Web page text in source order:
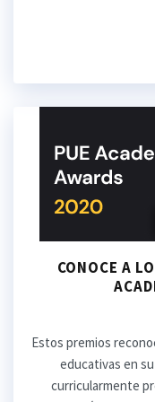
CONOCE A
Estos premios
educativas en
curricularmente